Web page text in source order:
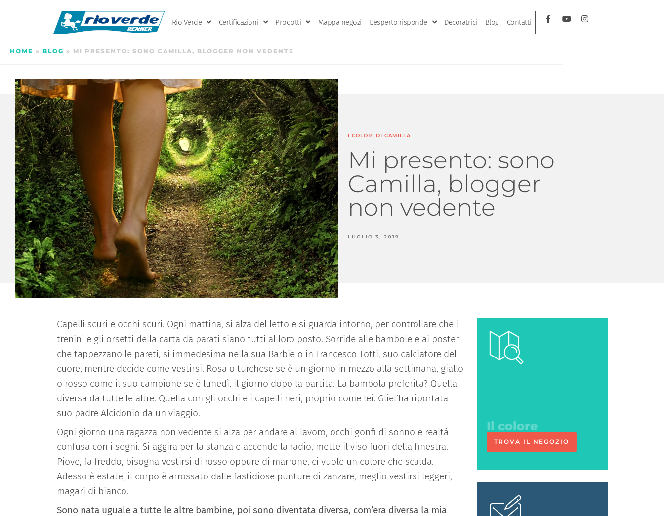
Rio Verde Certificazioni Prodotti Mappa negozi L’esperto risponde Decoratrici Blog Contatti
HOME » BLOG » MI PRESENTO: SONO CAMILLA, BLOGGER NON VEDENTE
I COLORI DI CAMILLA
Mi presento: sono
Camilla, blogger
non vedente
LUGLIO 3, 2019
Capelli scuri e occhi scuri. Ogni mattina, si alza del letto e si guarda intorno, per controllare che i
trenini e gli orsetti della carta da parati siano tutti al loro posto. Sorride alle bambole e ai poster
che tappezzano le pareti, si immedesima nella sua Barbie o in Francesco Totti, suo calciatore del
cuore, mentre decide come vestirsi. Rosa o turchese se è un giorno in mezzo alla settimana, giallo
o rosso come il suo campione se è lunedì, il giorno dopo la partita. La bambola preferita? Quella
diversa da tutte le altre. Quella con gli occhi e i capelli neri, proprio come lei. Gliel’ha riportata
suo padre Alcidonio da un viaggio.
Ogni giorno una ragazza non vedente si alza per andare al lavoro, occhi gonfi di sonno e realtà
confusa con i sogni. Si aggira per la stanza e accende la radio, mette il viso fuori della finestra.
Piove, fa freddo, bisogna vestirsi di rosso oppure di marrone, ci vuole un colore che scalda.
Adesso è estate, il corpo è arrossato dalle fastidiose punture di zanzare, meglio vestirsi leggeri,
magari di bianco.
Sono nata uguale a tutte le altre bambine, poi sono diventata diversa, com’era diversa la mia
TROVA IL NEGOZIO